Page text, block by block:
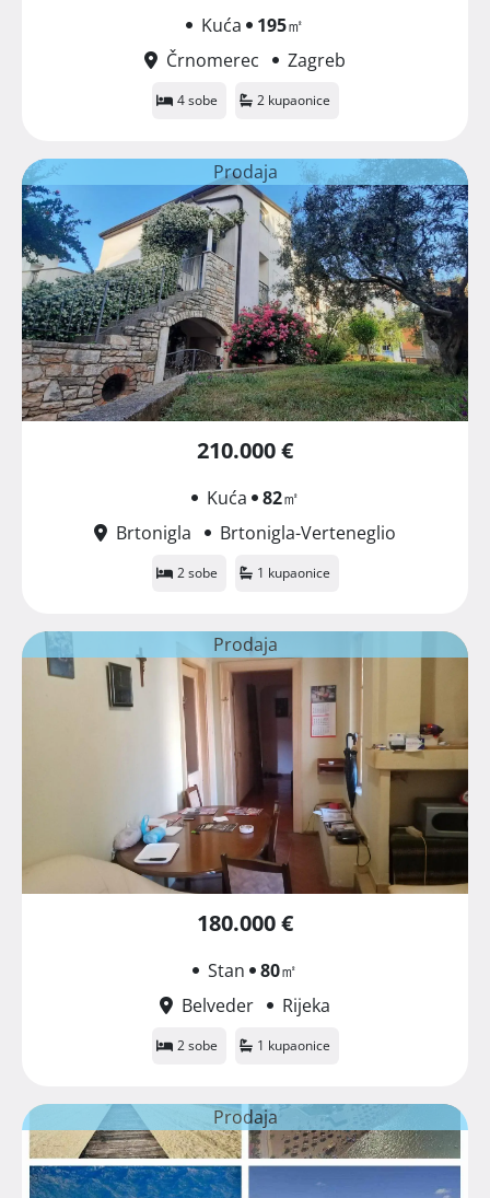
Kuća 195㎡
Črnomerec
Zagreb
4 sobe 2 kupaonice
Prodaja
210.000 €
Kuća 82㎡
Brtonigla
Brtonigla-Verteneglio
2 sobe 1 kupaonice
Prodaja
180.000 €
Stan 80㎡
Belveder
Rijeka
2 sobe 1 kupaonice
Prodaja